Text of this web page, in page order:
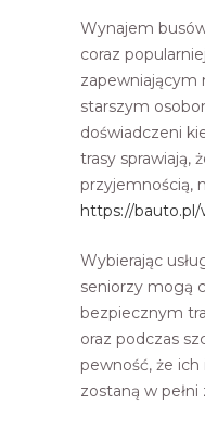
Wynajem
coraz
zapewniającym
starszym
doświadczeni
trasy sprawiają,
przyjemnością,
https://
Wybierając
seniorzy mogą
bezpiecznym
oraz podczas
pewność, że
zostaną w pełni